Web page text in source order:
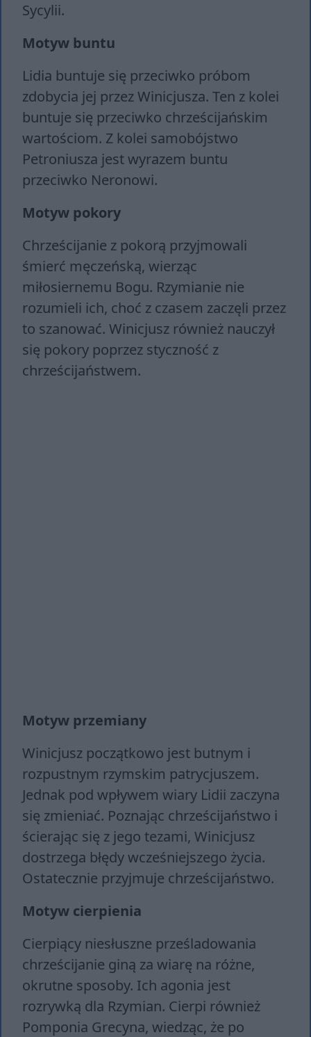
Sycylii.
Motyw buntu
Lidia buntuje się przeciwko próbom
zdobycia jej przez Winicjusza. Ten z kolei
buntuje się przeciwko chrześcijańskim
wartościom. Z kolei samobójstwo
Petroniusza jest wyrazem buntu
przeciwko Neronowi.
Motyw pokory
Chrześcijanie z pokorą przyjmowali
śmierć męczeńską, wierząc
miłosiernemu Bogu. Rzymianie nie
rozumieli ich, choć z czasem zaczęli przez
to szanować. Winicjusz również nauczył
się pokory poprzez styczność z
chrześcijaństwem.
Motyw przemiany
Winicjusz początkowo jest butnym i
rozpustnym rzymskim patrycjuszem.
Jednak pod wpływem wiary Lidii zaczyna
się zmieniać. Poznając chrześcijaństwo i
ścierając się z jego tezami, Winicjusz
dostrzega błędy wcześniejszego życia.
Ostatecznie przyjmuje chrześcijaństwo.
Motyw cierpienia
Cierpiący niesłuszne prześladowania
chrześcijanie giną za wiarę na różne,
okrutne sposoby. Ich agonia jest
rozrywką dla Rzymian. Cierpi również
Pomponia Grecyna, wiedząc, że po